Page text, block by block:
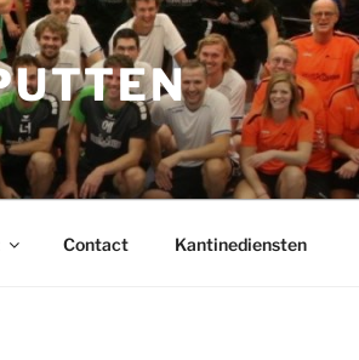
Contact Kantinediensten